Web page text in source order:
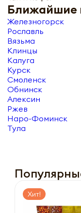
Ближайшие
Железногорск
Рославль
Вязьма
Клинцы
Калуга
Курск
Смоленск
Обнинск
Алексин
Ржев
Наро-Фоминск
Тула
Хит!